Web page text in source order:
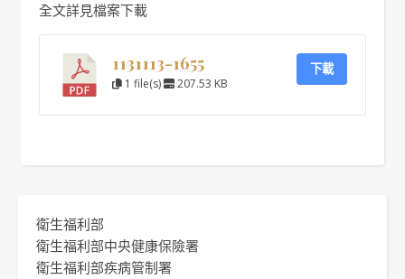
全文詳見檔案下載
1131113-1655
1 file(s) 207.53 KB
下載
衛生福利部
衛生福利部中央健康保險署
衛生福利部疾病管制署